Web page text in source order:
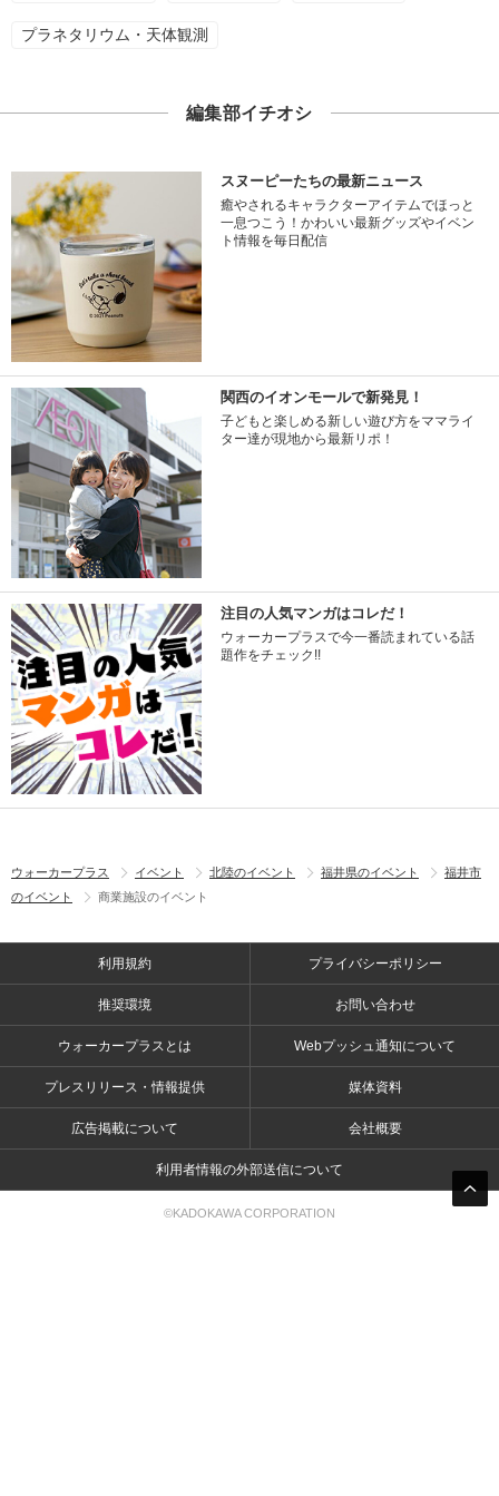
プラネタリウム・天体観測
編集部イチオシ
スヌーピーたちの最新ニュース
癒やされるキャラクターアイテムでほっと
一息つこう！かわいい最新グッズやイベン
ト情報を毎日配信
関西のイオンモールで新発見！
子どもと楽しめる新しい遊び方をママライ
ター達が現地から最新リポ！
注目の人気マンガはコレだ！
ウォーカープラスで今一番読まれている話
題作をチェック!!
ウォーカープラス イベント 北陸のイベント 福井県のイベント
福井市
のイベント
商業施設のイベント
利用規約 プライバシーポリシー
推奨環境 お問い合わせ
ウォーカープラスとは Webプッシュ通知について
プレスリリース・情報提供 媒体資料
広告掲載について 会社概要
利用者情報の外部送信について
©KADOKAWA CORPORATION